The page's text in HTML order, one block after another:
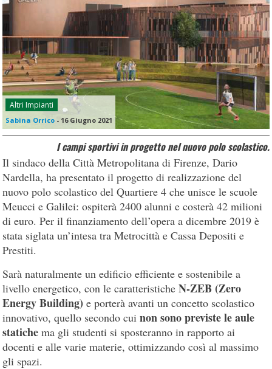
Altri Impianti
Sabina Orrico - 16 Giugno 2021
I campi sportivi in progetto nel nuovo polo scolastico.
Il sindaco della Città Metropolitana di Firenze, Dario
Nardella, ha presentato il progetto di realizzazione del
nuovo polo scolastico del Quartiere 4 che unisce le scuole
Meucci e Galilei: ospiterà 2400 alunni e costerà 42 milioni
di euro. Per il finanziamento dell’opera a dicembre 2019 è
stata siglata un’intesa tra Metrocittà e Cassa Depositi e
Prestiti.
Sarà naturalmente un edificio efficiente e sostenibile a
livello energetico, con le caratteristicheN-ZEB (Zero
Energy Building) e porterà avanti un concetto scolastico
innovativo, quello secondo cuinon sono previste le aule
statiche ma gli studenti si sposteranno in rapporto ai
docenti e alle varie materie, ottimizzando così al massimo
gli spazi.